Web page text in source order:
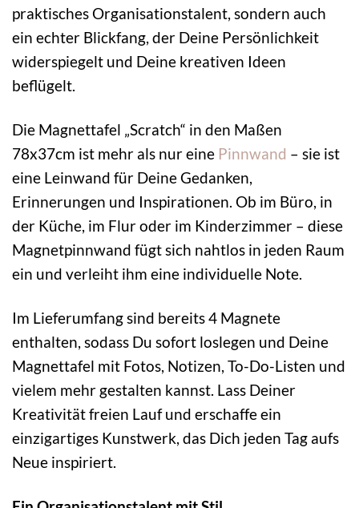
praktisches Organisationstalent, sondern auch
ein echter Blickfang, der Deine Persönlichkeit
widerspiegelt und Deine kreativen Ideen
beflügelt.
Die Magnettafel „Scratch“ in den Maßen
78x37cm ist mehr als nur eine Pinnwand – sie ist
eine Leinwand für Deine Gedanken,
Erinnerungen und Inspirationen. Ob im Büro, in
der Küche, im Flur oder im Kinderzimmer – diese
Magnetpinnwand fügt sich nahtlos in jeden Raum
ein und verleiht ihm eine individuelle Note.
Im Lieferumfang sind bereits 4 Magnete
enthalten, sodass Du sofort loslegen und Deine
Magnettafel mit Fotos, Notizen, To-Do-Listen und
vielem mehr gestalten kannst. Lass Deiner
Kreativität freien Lauf und erschaffe ein
einzigartiges Kunstwerk, das Dich jeden Tag aufs
Neue inspiriert.